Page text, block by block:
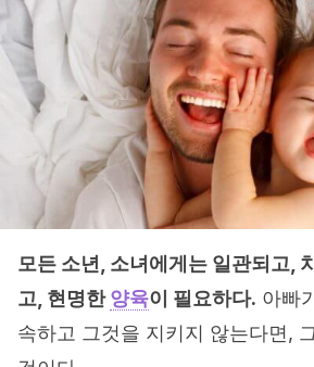
모든 소년, 소녀에게는 일관되고,
고, 현명한양육이 필요하다. 아빠
속하고 그것을 지키지 않는다면,